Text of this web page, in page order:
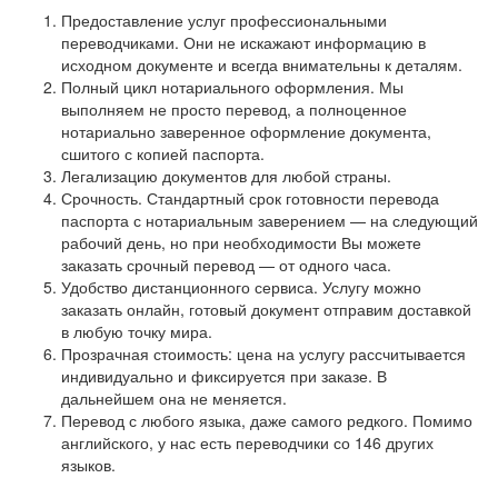
Предоставление услуг профессиональными
переводчиками. Они не искажают информацию в
исходном документе и всегда внимательны к деталям.
Полный цикл нотариального оформления. Мы
выполняем не просто перевод, а полноценное
нотариально заверенное оформление документа,
сшитого с копией паспорта.
Легализацию документов для любой страны.
Срочность. Стандартный срок готовности перевода
паспорта с нотариальным заверением — на следующий
рабочий день, но при необходимости Вы можете
заказать срочный перевод — от одного часа.
Удобство дистанционного сервиса. Услугу можно
заказать онлайн, готовый документ отправим доставкой
в любую точку мира.
Прозрачная стоимость: цена на услугу рассчитывается
индивидуально и фиксируется при заказе. В
дальнейшем она не меняется.
Перевод с любого языка, даже самого редкого. Помимо
английского, у нас есть переводчики со 146 других
языков.